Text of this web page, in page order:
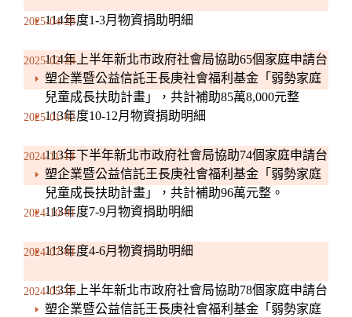
2025-04-28
114年度1-3月物資捐助明細
2025-02-24
114年上半年新北市政府社會局協助65個家庭申請台
塑企業暨公益信託王長庚社會福利基金「弱勢家庭
兒童成長扶助計畫」，共計補助85萬8,000元整
2025-01-02
113年度10-12月物資捐助明細
2024-11-14
113年下半年新北市政府社會局協助74個家庭申請台
塑企業暨公益信託王長庚社會福利基金「弱勢家庭
兒童成長扶助計畫」，共計補助96萬元整。
2024-10-01
113年度7-9月物資捐助明細
2024-07-01
113年度4-6月物資捐助明細
2024-05-16
113年上半年新北市政府社會局協助78個家庭申請台
塑企業暨公益信託王長庚社會福利基金「弱勢家庭